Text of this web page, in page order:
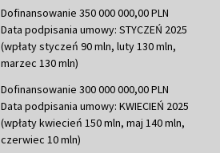
Dofinansowanie 350 000 000,00 PLN
Data podpisania umowy: STYCZEŃ 2025
(wpłaty styczeń 90 mln, luty 130 mln,
marzec 130 mln)
Dofinansowanie 300 000 000,00 PLN
Data podpisania umowy: KWIECIEŃ 2025
(wpłaty kwiecień 150 mln, maj 140 mln,
czerwiec 10 mln)